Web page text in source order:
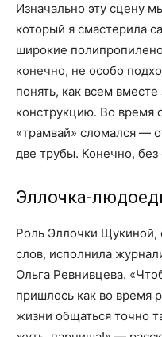
Изначально эту сцену
который я смастерила
широкие
конечно, не особо
понять, как всем вместе
конструкцию. Во время
«трамвай» сломался —
две трубы. Конечно,
Эллочка-
Роль Эллочки Щукиной,
слов, исполнила
Ольга Ревнивцева.
пришлось как во время
жизни общаться точно